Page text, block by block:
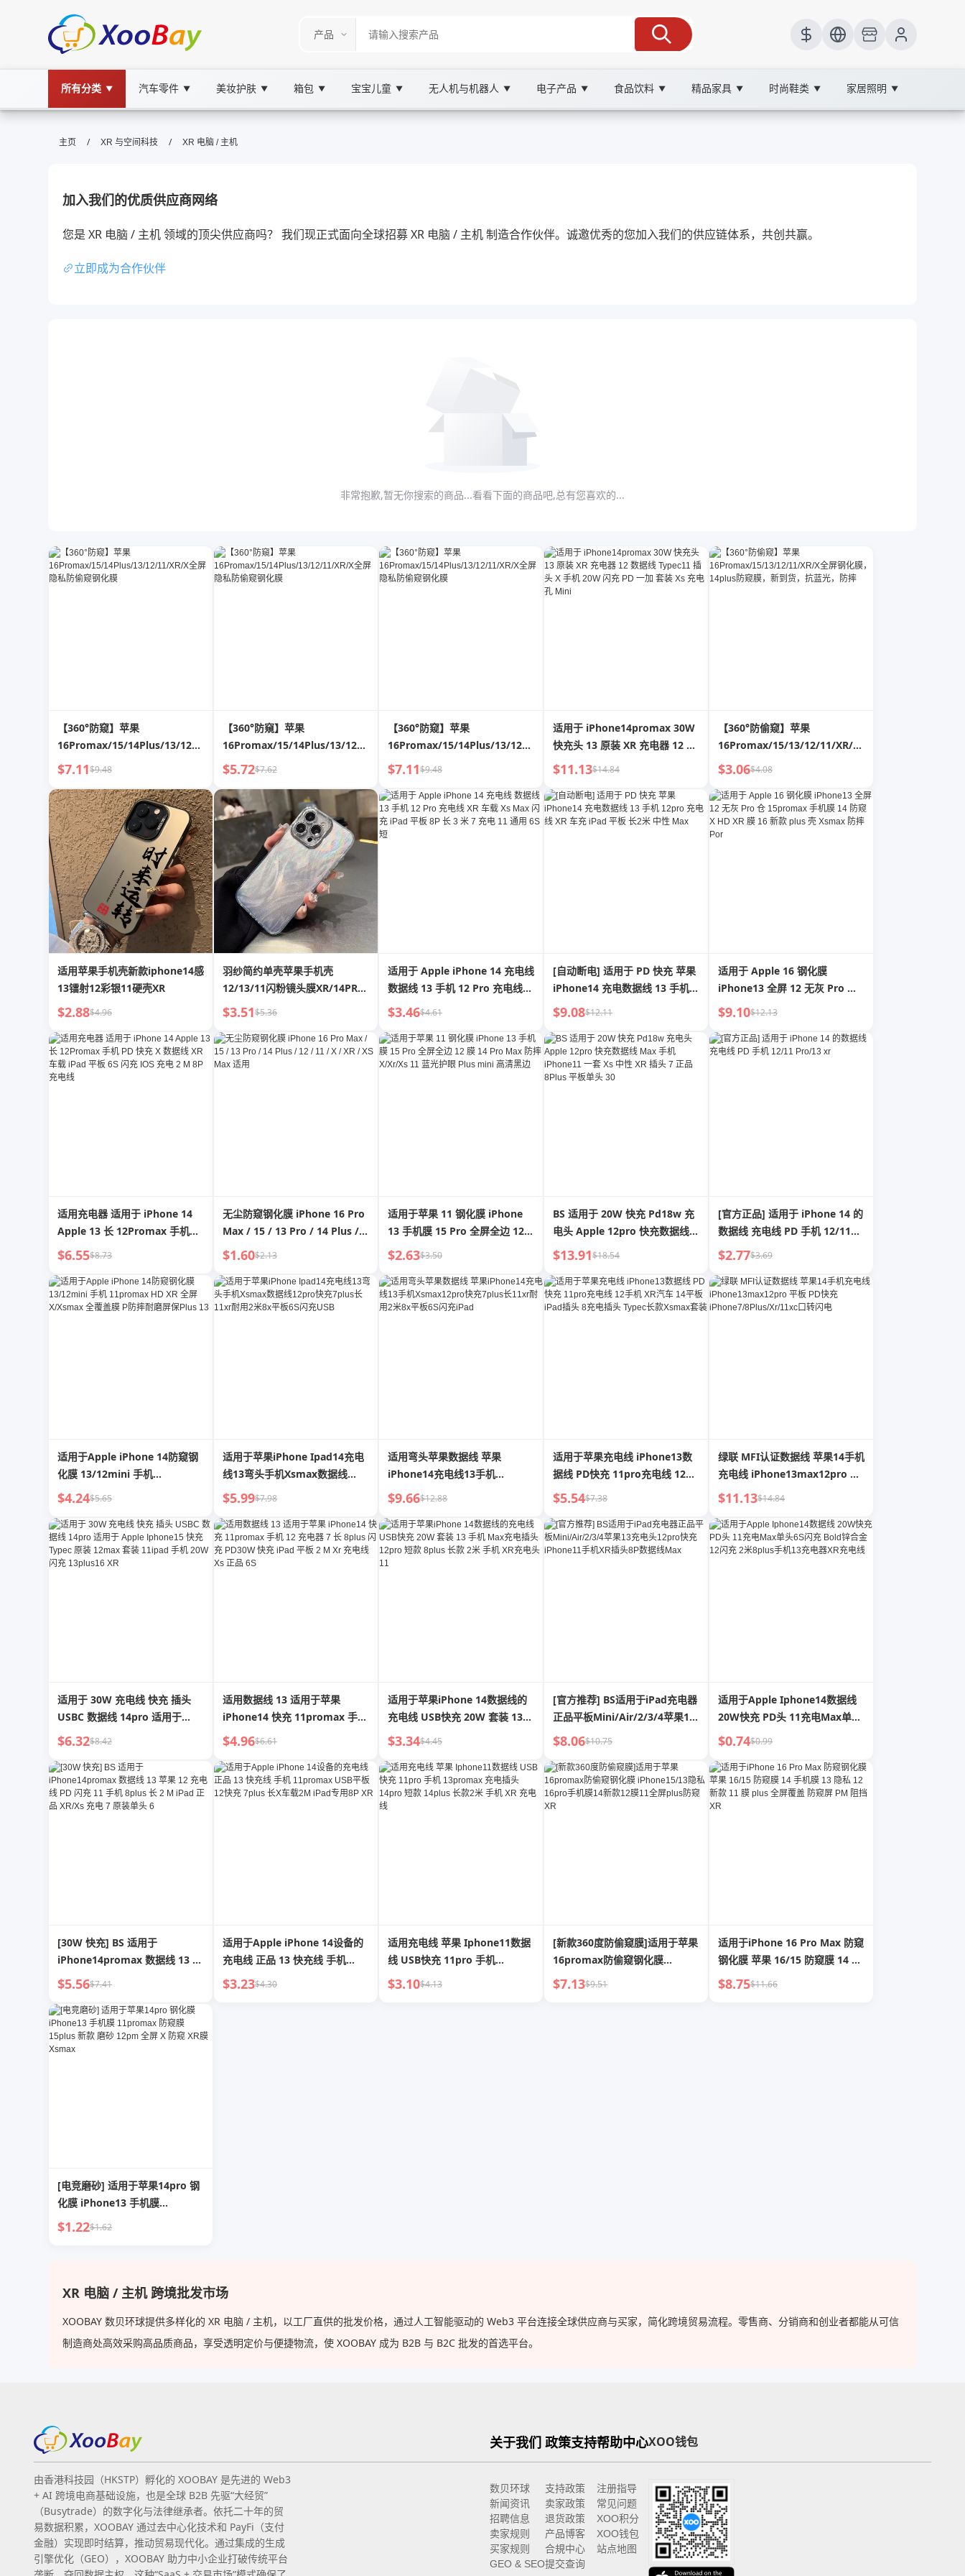
所有分类 ▼ 汽车零件 ▼ 美妆护肤 ▼ 箱包 ▼ 宝宝儿童 ▼ 无人机与机器人 ▼ 电子产品 ▼ 食品饮料 ▼ 精品家具 ▼ 时尚鞋类 ▼ 家居照明 ▼
XR 电脑 / 主机 | XOOBAY B2B/B2C Marketplace
主页 / XR 与空间科技 / XR 电脑 / 主机
加入我们的优质供应商网络
您是 XR 电脑 / 主机 领域的顶尖供应商吗？ 我们现正式面向全球招募 XR 电脑 / 主机 制造合作伙伴。诚邀优秀的您加入我们的供应链体系，共创共赢。
立即成为合作伙伴
非常抱歉,暂无你搜索的商品...看看下面的商品吧,总有您喜欢的...
【360°防窥】苹果
16Promax/15/14Plus/13/12/11/XR/X
全屏隐私防偷窥钢化膜
$7.11$9.48
【360°防窺】苹果
16Promax/15/14Plus/13/12/11/XR/X
全屏隐私防偷窥钢化膜
$5.72$7.62
【360°防窥】苹果
16Promax/15/14Plus/13/12/11/XR/X
全屏隐私防偷窥钢化膜
$7.11$9.48
适用于 iPhone14promax 30W
快充头 13 原装 XR 充电器 12 数
据线 Typec11 插头 X 手机 20W
Mini
$11.13$14.84
【360°防偷窥】苹果
16Promax/15/13/12/11/XR/X
全屏钢化膜，14plus防窥膜，新
$3.06$4.08
适用苹果手机壳新款iphone14感
13镭射12彩银11硬壳XR
$2.88$4.96
羽纱简约单壳苹果手机壳
12/13/11闪粉镜头膜XR/14PRO
潮12
$3.51$5.36
适用于 Apple iPhone 14 充电线
数据线 13 手机 12 Pro 充电线
XR 车载 Xs Max 闪充 iPad 平板
$3.46$4.61
[自动断电] 适用于 PD 快充 苹果
iPhone14 充电数据线 13 手机
12pro 充电线 XR 车充 iPad 平
$9.08$12.11
适用于 Apple 16 钢化膜
iPhone13 全屏 12 无灰 Pro 仓
15promax 手机膜 14 防窥 X
Xsmax 防摔 Por
$9.10$12.13
适用充电器 适用于 iPhone 14
Apple 13 长 12Promax 手机
PD 快充 X 数据线 XR 车载 iPad
充电线
$6.55$8.73
无尘防窥钢化膜 iPhone 16 Pro
Max / 15 / 13 Pro / 14 Plus /
12 / 11 / X / XR / XS Max 适用
$1.60$2.13
适用于苹果 11 钢化膜 iPhone
13 手机膜 15 Pro 全屏全边 12
膜 14 Pro Max 防摔 X/Xr/Xs 11
$2.63$3.50
BS 适用于 20W 快充 Pd18w 充
电头 Apple 12pro 快充数据线
Max 手机 iPhone11 一套 Xs 中
头 30
$13.91$18.54
[官方正品] 适用于 iPhone 14 的
数据线 充电线 PD 手机 12/11
Pro/13 xr
$2.77$3.69
适用于Apple iPhone 14防窥钢
化膜 13/12mini 手机
11promax HD XR 全屏
保Plus 13
$4.24$5.65
适用于苹果iPhone Ipad14充电
线13弯头手机Xsmax数据线
12pro快充7plus长11xr耐用2米
$5.99$7.98
适用弯头苹果数据线 苹果
iPhone14充电线13手机
Xsmax12pro快充7plus长11xr
$9.66$12.88
适用于苹果充电线 iPhone13数
据线 PD快充 11pro充电线 12手
机 XR汽车 14平板 iPad插头 8充
$5.54$7.38
绿联 MFI认证数据线 苹果14手机
充电线 iPhone13max12pro 平
板 PD快充
电
$11.13$14.84
适用于 30W 充电线 快充 插头
USBC 数据线 14pro 适用于
Apple Iphone15 快充 Typec 原
20W 闪充 13plus16 XR
$6.32$8.42
适用数据线 13 适用于苹果
iPhone14 快充 11promax 手机
12 充电器 7 长 8plus 闪充
充电线 Xs 正品 6S
$4.96$6.61
适用于苹果iPhone 14数据线的
充电线 USB快充 20W 套装 13
手机 Max充电插头 12pro 短款
11
$3.34$4.45
[官方推荐] BS适用于iPad充电器
正品平板Mini/Air/2/3/4苹果13
充电头12pro快充iPhone11手机
$8.06$10.75
适用于Apple Iphone14数据线
20W快充 PD头 11充电Max单头
6S闪充 Bold锌合金 12闪充 2米
$0.74$0.99
[30W 快充] BS 适用于
iPhone14promax 数据线 13 苹
果 12 充电线 PD 闪充 11 手机
充电 7 原装单头 6
$5.56$7.41
适用于Apple iPhone 14设备的
充电线 正品 13 快充线 手机
11promax USB平板 12快充
$3.23$4.30
适用充电线 苹果 Iphone11数据
线 USB快充 11pro 手机
13promax 充电插头 14pro 短
$3.10$4.13
[新款360度防偷窥膜]适用于苹果
16promax防偷窥钢化膜
iPhone15/13隐私16pro手机膜
$7.13$9.51
适用于iPhone 16 Pro Max 防窥
钢化膜 苹果 16/15 防窥膜 14 手
机膜 13 隐私 12 新款 11 膜 plus
$8.75$11.66
[电竞磨砂] 适用于苹果14pro 钢
化膜 iPhone13 手机膜
11promax 防窥膜 15plus 新款
$1.22$1.62
XR 电脑 / 主机 跨境批发市场
XOOBAY 数贝环球提供多样化的 XR 电脑 / 主机，以工厂直供的批发价格，通过人工智能驱动的 Web3 平台连接全球供应商与买家，简化跨境贸易流程。零售商、分销商和创业者都能从可信
制造商处高效采购高品质商品，享受透明定价与便捷物流，使 XOOBAY 成为 B2B 与 B2C 批发的首选平台。
由香港科技园（HKSTP）孵化的 XOOBAY 是先进的 Web3
+ AI 跨境电商基础设施，也是全球 B2B 先驱“大经贸”
（Busytrade）的数字化与法律继承者。依托二十年的贸
易数据积累，XOOBAY 通过去中心化技术和 PayFi（支付
金融）实现即时结算，推动贸易现代化。通过集成的生成
引擎优化（GEO），XOOBAY 助力中小企业打破传统平台
关于我们
数贝环球
新闻资讯
招聘信息
卖家规则
买家规则
GEO & SEO
政策支持
支持政策
卖家政策
退货政策
产品博客
合規中心
提交查询
帮助中心
注册指导
常见问题
XOO积分
XOO钱包
站点地图
XOO钱包